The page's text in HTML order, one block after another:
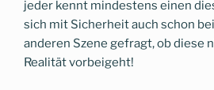
jeder kennt mindestens einen
sich mit Sicherheit auch schon
anderen Szene gefragt, ob diese
Realität vorbeigeht!